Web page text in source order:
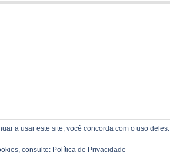
a usar este site, você concorda com o uso deles.
consulte: Política de Privacidade